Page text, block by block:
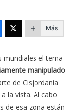
Más
mundiales el tema
manipulado
de Cisjordania
la vista. Al cabo
de esa zona están